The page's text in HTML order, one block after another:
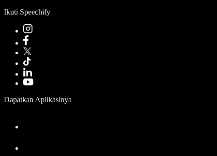
Ikuti Speechify
Dapatkan Aplikasinya